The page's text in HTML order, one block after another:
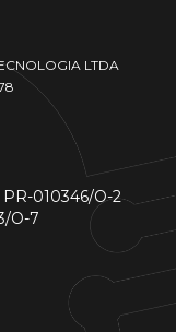
LTDA
010346/O-2
O-7